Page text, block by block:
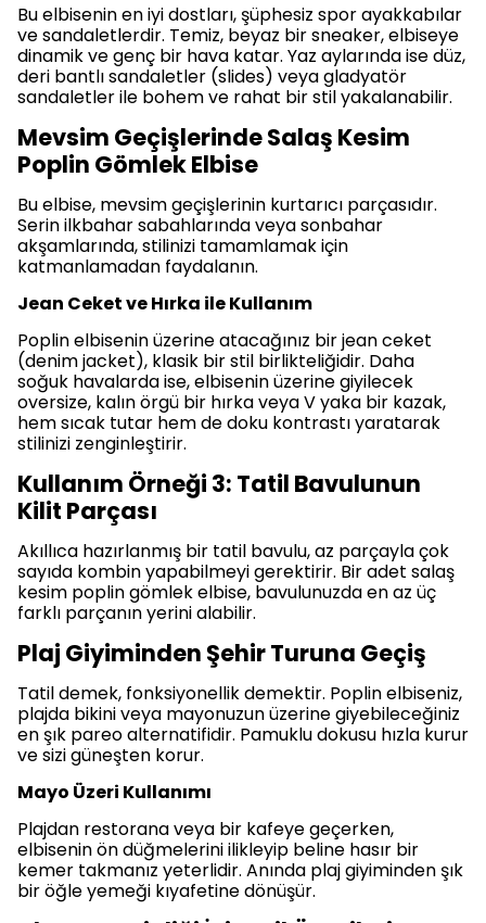
Bu elbisenin en iyi dostları, şüphesiz spor ayakkabılar
ve sandaletlerdir. Temiz, beyaz bir sneaker, elbiseye
dinamik ve genç bir hava katar. Yaz aylarında ise düz,
deri bantlı sandaletler (slides) veya gladyatör
sandaletler ile bohem ve rahat bir stil yakalanabilir.
Mevsim Geçişlerinde Salaş Kesim
Poplin Gömlek Elbise
Bu elbise, mevsim geçişlerinin kurtarıcı parçasıdır.
Serin ilkbahar sabahlarında veya sonbahar
akşamlarında, stilinizi tamamlamak için
katmanlamadan faydalanın.
Jean Ceket ve Hırka ile Kullanım
Poplin elbisenin üzerine atacağınız bir jean ceket
(denim jacket), klasik bir stil birlikteliğidir. Daha
soğuk havalarda ise, elbisenin üzerine giyilecek
oversize, kalın örgü bir hırka veya V yaka bir kazak,
hem sıcak tutar hem de doku kontrastı yaratarak
stilinizi zenginleştirir.
Kullanım Örneği 3: Tatil Bavulunun
Kilit Parçası
Akıllıca hazırlanmış bir tatil bavulu, az parçayla çok
sayıda kombin yapabilmeyi gerektirir. Bir adet salaş
kesim poplin gömlek elbise, bavulunuzda en az üç
farklı parçanın yerini alabilir.
Plaj Giyiminden Şehir Turuna Geçiş
Tatil demek, fonksiyonellik demektir. Poplin elbiseniz,
plajda bikini veya mayonuzun üzerine giyebileceğiniz
en şık pareo alternatifidir. Pamuklu dokusu hızla kurur
ve sizi güneşten korur.
Mayo Üzeri Kullanımı
Plajdan restorana veya bir kafeye geçerken,
elbisenin ön düğmelerini ilikleyip beline hasır bir
kemer takmanız yeterlidir. Anında plaj giyiminden şık
bir öğle yemeği kıyafetine dönüşür.